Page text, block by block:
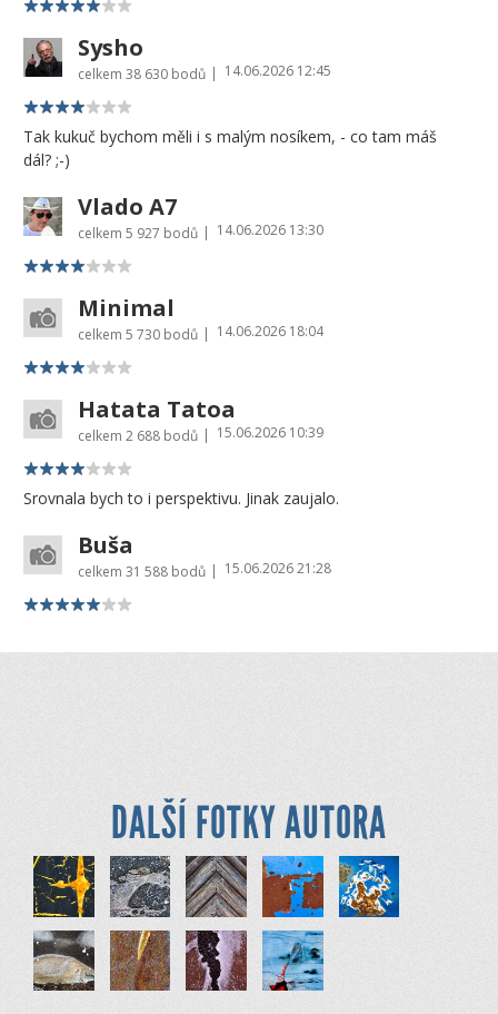
Sysho
celkem 38 630 bodů | 14.06.2026 12:45
Tak kukuč bychom měli i s malým nosíkem, - co tam máš
dál? ;-)
Vlado A7
celkem 5 927 bodů | 14.06.2026 13:30
Minimal
celkem 5 730 bodů | 14.06.2026 18:04
Hatata Tatoa
celkem 2 688 bodů | 15.06.2026 10:39
Srovnala bych to i perspektivu. Jinak zaujalo.
Buša
celkem 31 588 bodů | 15.06.2026 21:28
DALŠÍ FOTKY AUTORA